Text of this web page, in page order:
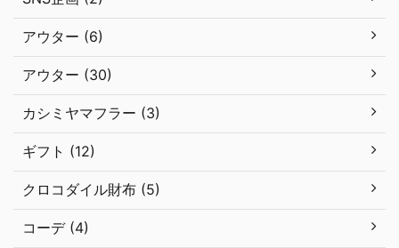
アウター (6)
アウター (30)
カシミヤマフラー (3)
ギフト (12)
クロコダイル財布 (5)
コーデ (4)